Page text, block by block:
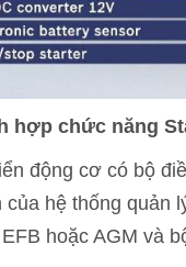
hợp chức năng
động cơ có bộ
của hệ thống quản
hoặc AGM và